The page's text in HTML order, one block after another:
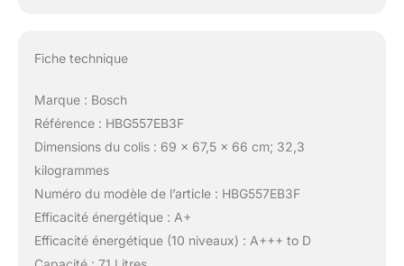
Fiche technique
Marque : Bosch
Référence : HBG557EB3F
Dimensions du colis : 69 x 67,5 x 66 cm; 32,3
kilogrammes
Numéro du modèle de l’article : HBG557EB3F
Efficacité énergétique : A+
Efficacité énergétique (10 niveaux) : A+++ to D